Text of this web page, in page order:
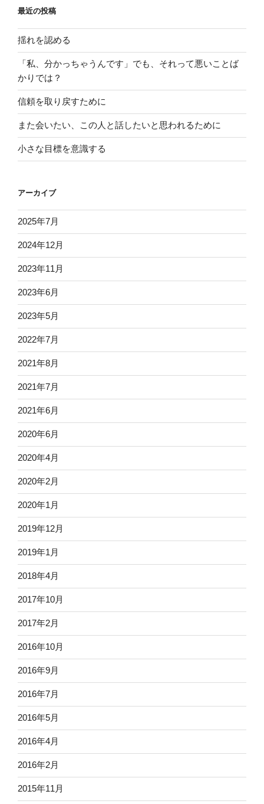
最近の投稿
揺れを認める
「私、分かっちゃうんです」でも、それって悪いことば
かりでは？
信頼を取り戻すために
また会いたい、この人と話したいと思われるために
小さな目標を意識する
アーカイブ
2025年7月
2024年12月
2023年11月
2023年6月
2023年5月
2022年7月
2021年8月
2021年7月
2021年6月
2020年6月
2020年4月
2020年2月
2020年1月
2019年12月
2019年1月
2018年4月
2017年10月
2017年2月
2016年10月
2016年9月
2016年7月
2016年5月
2016年4月
2016年2月
2015年11月